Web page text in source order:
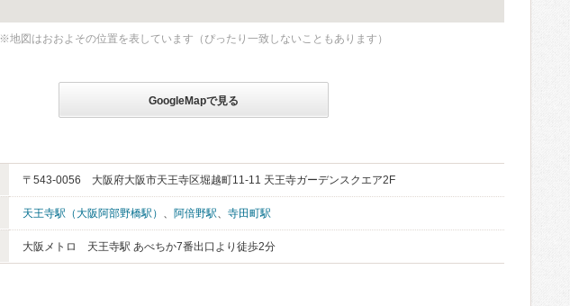
※地図はおおよその位置を表しています（ぴったり一致しないこともあります）
GoogleMapで見る
〒543-0056 大阪府大阪市天王寺区堀越町11-11 天王寺ガーデンスクエア2F
天王寺駅（大阪阿部野橋駅） 、 阿倍野駅、 寺田町駅
大阪メトロ 天王寺駅 あべちか7番出口より徒歩2分